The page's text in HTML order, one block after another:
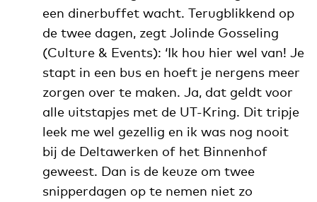
een dinerbuffet wacht. Terugblikkend op
de twee dagen, zegt Jolinde Gosseling
(Culture & Events): ‘Ik hou hier wel van! Je
stapt in een bus en hoeft je nergens meer
zorgen over te maken. Ja, dat geldt voor
alle uitstapjes met de UT-Kring. Dit tripje
leek me wel gezellig en ik was nog nooit
bij de Deltawerken of het Binnenhof
geweest. Dan is de keuze om twee
snipperdagen op te nemen niet zo